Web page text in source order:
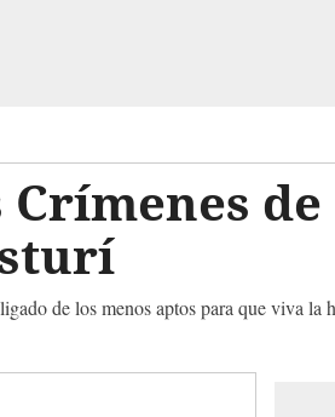
de
de los menos aptos para que viva la